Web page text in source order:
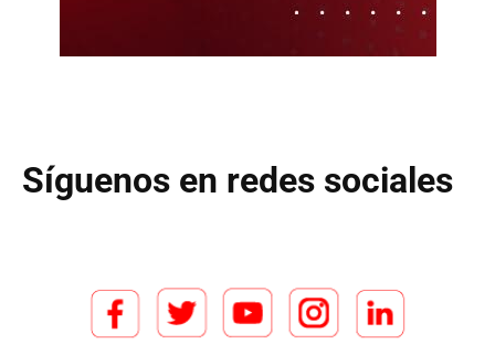
Síguenos en redes sociales